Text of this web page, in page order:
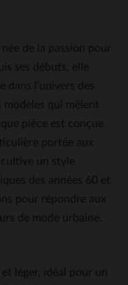
de la passion pour
ses débuts, elle
dans l'univers des
modèles qui mêlent
pièce est conçue
portée aux
un style
des années 60 et
pour répondre aux
de mode urbaine.
léger, idéal pour un